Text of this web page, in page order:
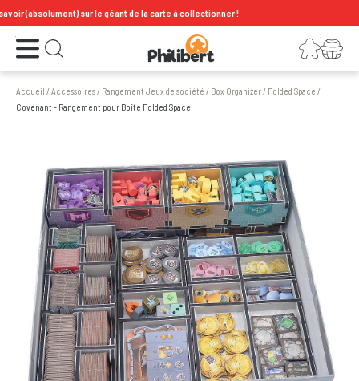
(absolument) sur le géant de la carte à collectionner !
Ouvrir le menu Ouvrir la recherche Connexion
Votre panier
Accueil /Accessoires/ Rangement Jeux de société / Box Organizer/ Folded Space /
Covenant - Rangement pour Boîte Folded Space